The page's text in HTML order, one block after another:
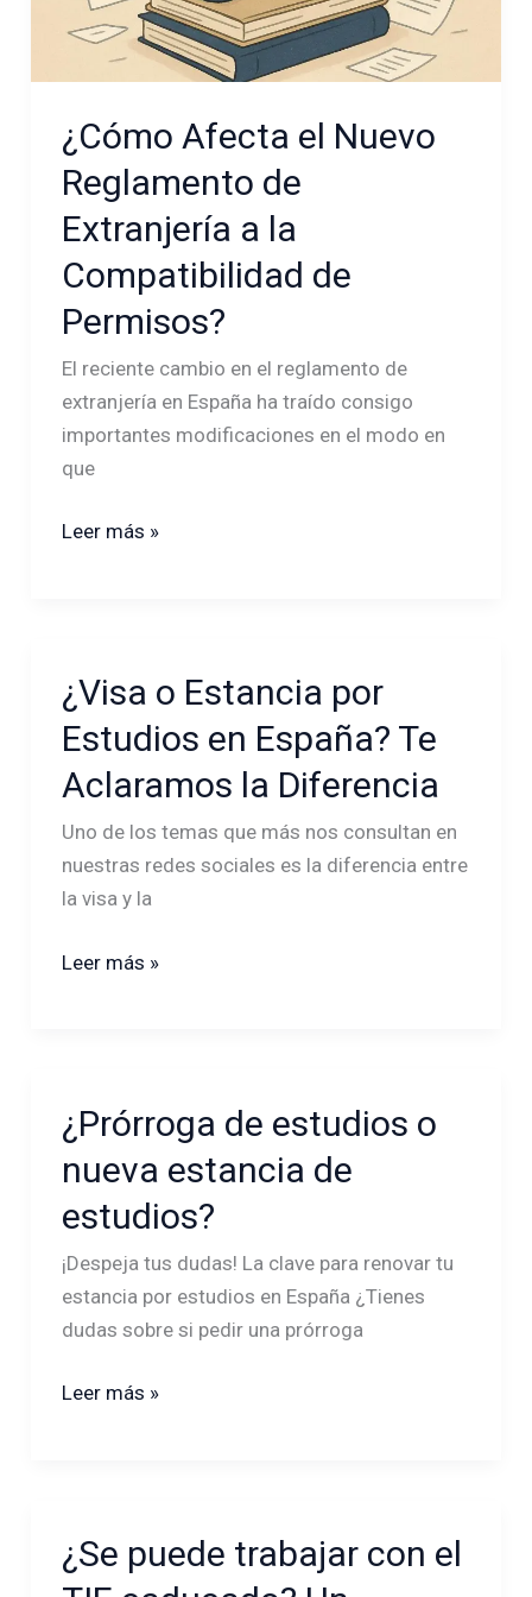
¿Cómo Afecta el Nuevo
Reglamento de
Extranjería a la
Compatibilidad de
Permisos?
El reciente cambio en el reglamento de
extranjería en España ha traído consigo
importantes modificaciones en el modo en
que
Leer más »
¿Visa o Estancia por
Estudios en España? Te
Aclaramos la Diferencia
Uno de los temas que más nos consultan en
nuestras redes sociales es la diferencia entre
la visa y la
¿Visa
o
Estancia
por
Aclaramos
Leer más »
¿Prórroga de estudios o
nueva estancia de
estudios?
¡Despeja tus dudas! La clave para renovar tu
estancia por estudios en España ¿Tienes
dudas sobre si pedir una prórroga
¿Prórroga
de
estudios
o
estancia
Leer más »
¿Se puede trabajar con el
¿Se
puede